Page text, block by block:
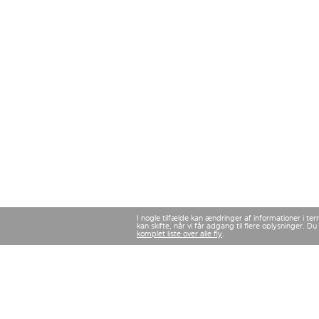
I nogle tilfælde kan ændringer af informationer i
kan skifte, når vi får adgang til flere oplysninger.
komplet liste over alle fly.